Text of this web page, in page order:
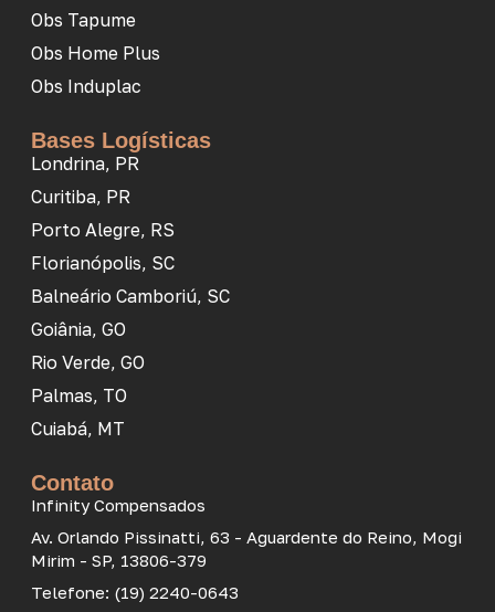
Obs Tapume
Obs Home Plus
Obs Induplac
Bases Logísticas
Londrina, PR
Curitiba, PR
Porto Alegre, RS
Florianópolis, SC
Balneário Camboriú, SC
Goiânia, GO
Rio Verde, GO
Palmas, TO
Cuiabá, MT
Contato
Infinity Compensados
Av. Orlando Pissinatti, 63 - Aguardente do Reino, Mogi
Mirim - SP, 13806-379
Telefone: (19) 2240-0643